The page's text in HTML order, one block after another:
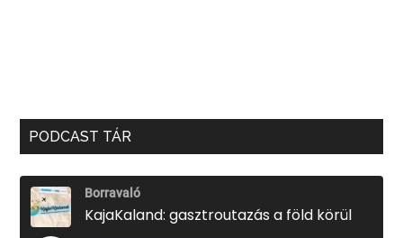
PODCAST TÁR
Borravaló
KajaKaland: gasztroutazás a föld körül